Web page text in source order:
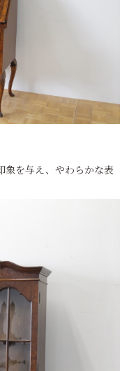
象を与え、やわらかな表